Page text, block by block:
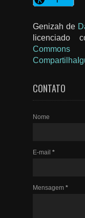
Genizah de
licenciado
Commons
CONTATO
Nome
E-mail *
Mensagem *